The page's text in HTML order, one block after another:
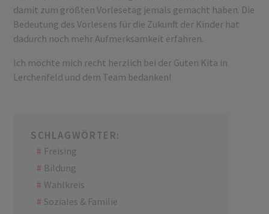
damit zum größten Vorlesetag jemals gemacht haben. Die
Bedeutung des Vorlesens für die Zukunft der Kinder hat
dadurch noch mehr Aufmerksamkeit erfahren.
Ich möchte mich recht herzlich bei der Guten Kita in
Lerchenfeld und dem Team bedanken!
SCHLAGWÖRTER:
Freising
Bildung
Wahlkreis
Soziales & Familie